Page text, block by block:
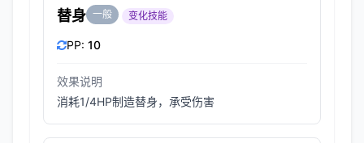
替身 一般 变化技能
PP: 10
效果说明
消耗1/4HP制造替身，承受伤害